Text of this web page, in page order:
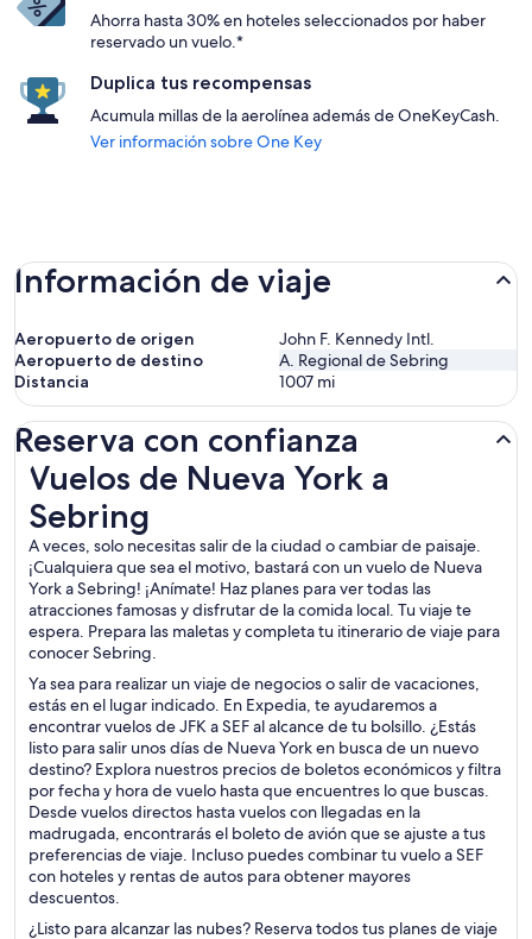
Ahorra hasta 30% en hoteles seleccionados por haber
reservado un vuelo.*
Duplica tus recompensas
Acumula millas de la aerolínea además de OneKeyCash.
Ver información sobre One Key
Información de viaje
Aeropuerto de origen
John F. Kennedy Intl.
Aeropuerto de destino
A. Regional de Sebring
Distancia
1007 mi
Reserva con confianza
Vuelos de Nueva York a
Sebring
A veces, solo necesitas salir de la ciudad o cambiar de paisaje.
¡Cualquiera que sea el motivo, bastará con un vuelo de Nueva
York a Sebring! ¡Anímate! Haz planes para ver todas las
atracciones famosas y disfrutar de la comida local. Tu viaje te
espera. Prepara las maletas y completa tu itinerario de viaje para
conocer Sebring.
Ya sea para realizar un viaje de negocios o salir de vacaciones,
estás en el lugar indicado. En Expedia, te ayudaremos a
encontrar vuelos de JFK a SEF al alcance de tu bolsillo. ¿Estás
listo para salir unos días de Nueva York en busca de un nuevo
destino? Explora nuestros precios de boletos económicos y filtra
por fecha y hora de vuelo hasta que encuentres lo que buscas.
Desde vuelos directos hasta vuelos con llegadas en la
madrugada, encontrarás el boleto de avión que se ajuste a tus
preferencias de viaje. Incluso puedes combinar tu vuelo a SEF
con hoteles y rentas de autos para obtener mayores
descuentos.
¿Listo para alcanzar las nubes? Reserva todos tus planes de viaje
Vuelos de Nueva York a Sebring